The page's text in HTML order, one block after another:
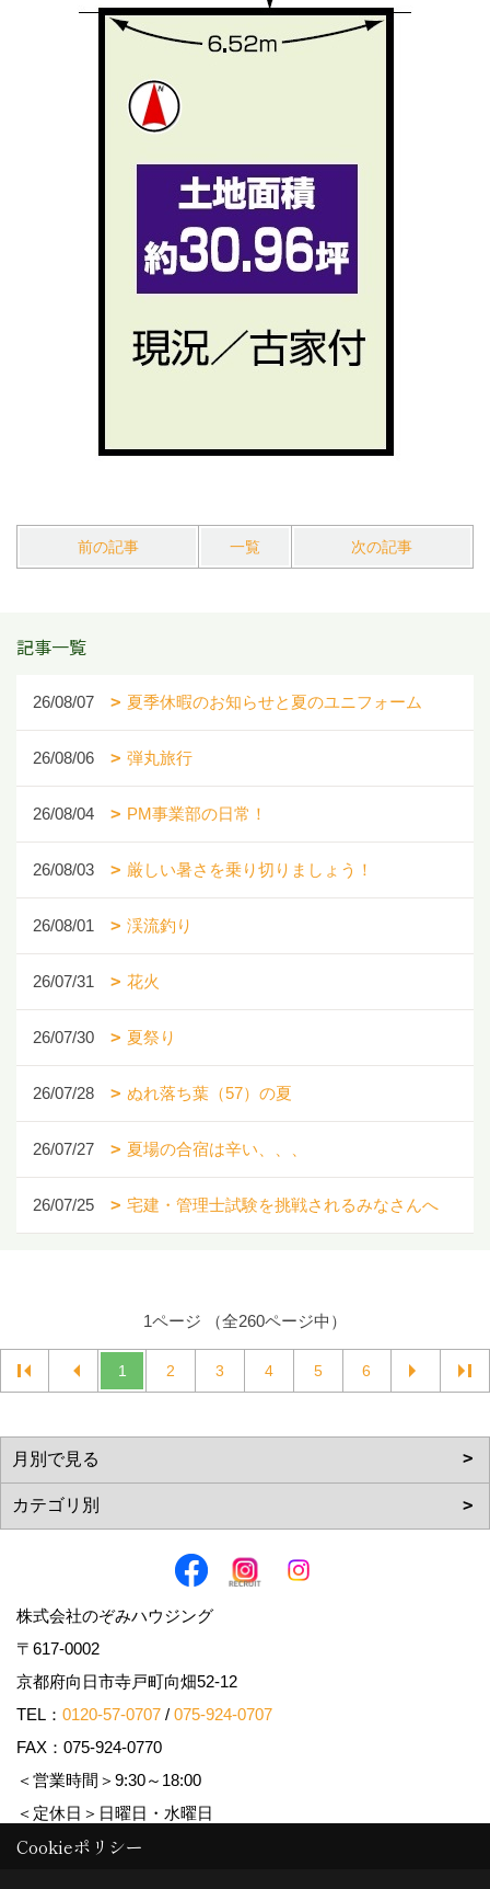
前の記事 一覧 次の記事
記事一覧
26/08/07 夏季休暇のお知らせと夏のユニフォーム
26/08/06 弾丸旅行
26/08/04 PM事業部の日常！
26/08/03 厳しい暑さを乗り切りましょう！
26/08/01 渓流釣り
26/07/31 花火
26/07/30 夏祭り
26/07/28 ぬれ落ち葉（57）の夏
26/07/27 夏場の合宿は辛い、、、
26/07/25 宅建・管理士試験を挑戦されるみなさんへ
1ページ （全260ページ中）
1 2 3 4 5 6
株式会社のぞみハウジング
〒617-0002
京都府向日市寺戸町向畑52-12
TEL： 0120-57-0707 / 075-924-0707
FAX：075-924-0770
＜営業時間＞9:30～18:00
＜定休日＞日曜日・水曜日
Cookieポリシー